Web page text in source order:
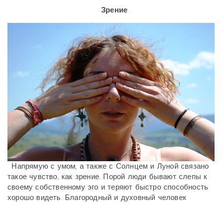
Зрение
Напрямую с умом, а также с Солнцем и Луной связано
такое чувство, как зрение. Порой люди бывают слепы к
своему собственному эго и теряют быстро способность
хорошо видеть. Благородный и духовный человек